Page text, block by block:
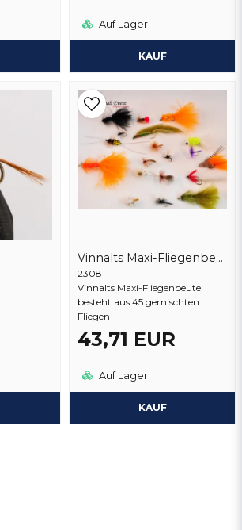
Auf Lager
KAUF
Vinnalts Maxi-Fliegenbeutel
23081
Vinnalts Maxi-Fliegenbeutel
besteht aus 45 gemischten
Fliegen
43,71 EUR
Auf Lager
KAUF